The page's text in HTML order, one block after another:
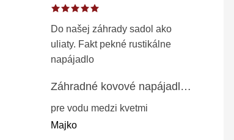
Do našej záhrady sadol ako
uliaty. Fakt pekné rustikálne
napájadlo
Záhradné kovové napájadlo pre vtáky 8 cm / 104 cm – dekorácia z patinovanej ocele v prírodnej hrdzi
pre vodu medzi kvetmi
Majko